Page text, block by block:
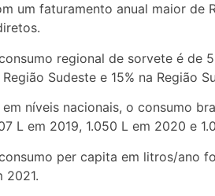
um faturamento anual maior de
regional de sorvete é de
Região Sudeste e 15% na Região
níveis nacionais, o consumo
L em 2019, 1.050 L em 2020 e
per capita em litros/ano
2021.